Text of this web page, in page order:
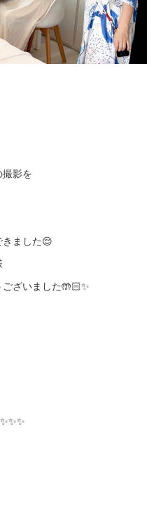
影を
ました😌
ざいました🤲🏻✨